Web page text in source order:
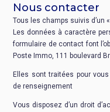
Nous contacter
Tous les champs suivis d’un
Les données à caractère
formulaire de contact font
Poste Immo, 111 boulevard
Elles sont traitées pour
de renseignement
Vous disposez d’un droit